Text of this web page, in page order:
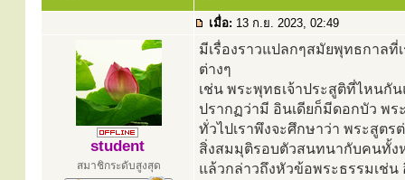
เมื่อ: 13 ก.ย. 2023, 02:49
student
สมาชิกระดับสูงสุด
มีเรื่องราวแปลกๆสมัยพุทธกาลที่
ต่างๆ
เช่น พระพุทธเจ้าประสูติที่ไหนกั
ปรากฏว่ามี อินเดียก็มีดอกบัว พ
ทั่วไปเราพึงจะศึกษาว่า พระสูต
สิ่งสมมุติรอบตัวสนทนากับคนทั้ง
แล้วกล่าวถึงหัวข้อพระธรรมเช่